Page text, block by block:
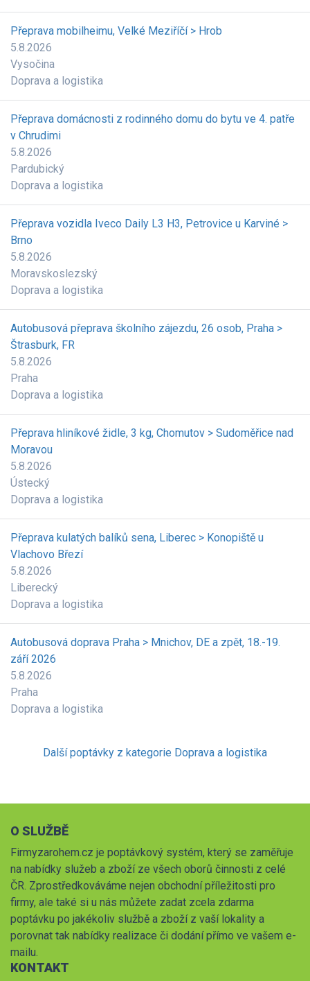
Přeprava mobilheimu, Velké Meziříčí > Hrob
5.8.2026
Vysočina
Doprava a logistika
Přeprava domácnosti z rodinného domu do bytu ve 4. patře
v Chrudimi
5.8.2026
Pardubický
Doprava a logistika
Přeprava vozidla Iveco Daily L3 H3, Petrovice u Karviné >
Brno
5.8.2026
Moravskoslezský
Doprava a logistika
Autobusová přeprava školního zájezdu, 26 osob, Praha >
Štrasburk, FR
5.8.2026
Praha
Doprava a logistika
Přeprava hliníkové židle, 3 kg, Chomutov > Sudoměřice nad
Moravou
5.8.2026
Ústecký
Doprava a logistika
Přeprava kulatých balíků sena, Liberec > Konopiště u
Vlachovo Březí
5.8.2026
Liberecký
Doprava a logistika
Autobusová doprava Praha > Mnichov, DE a zpět, 18.-19.
září 2026
5.8.2026
Praha
Doprava a logistika
Další poptávky z kategorie Doprava a logistika
O SLUŽBĚ
Firmyzarohem.cz je poptávkový systém, který se zaměřuje
na nabídky služeb a zboží ze všech oborů činnosti z celé
ČR. Zprostředkováváme nejen obchodní příležitosti pro
firmy, ale také si u nás můžete zadat zcela zdarma
poptávku po jakékoliv službě a zboží z vaší lokality a
porovnat tak nabídky realizace či dodání přímo ve vašem e-
mailu.
KONTAKT